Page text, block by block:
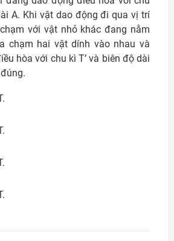
A. Khi vật dao động đi qua vị trí
với vật nhỏ khác đang nằm
chạm hai vật dính vào nhau và
hòa với chu kì T’ và biên độ dài